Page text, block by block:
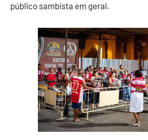
público sambista em geral.